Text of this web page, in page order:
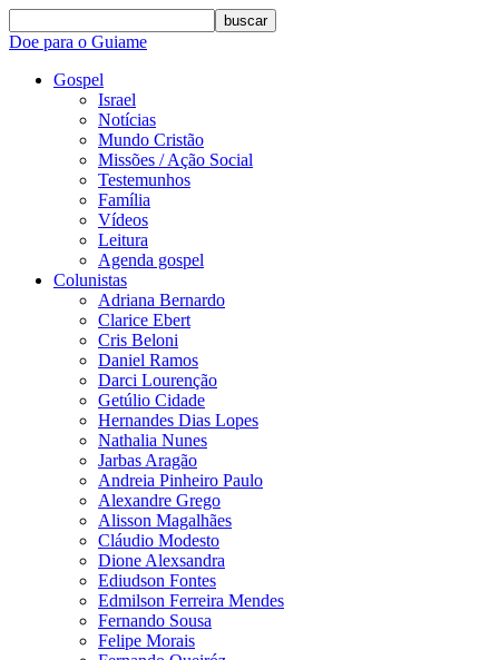
buscar
Doe para o Guiame
Gospel
Israel
Notícias
Mundo Cristão
Missões / Ação Social
Testemunhos
Família
Vídeos
Leitura
Agenda gospel
Colunistas
Adriana Bernardo
Clarice Ebert
Cris Beloni
Daniel Ramos
Darci Lourenção
Getúlio Cidade
Hernandes Dias Lopes
Nathalia Nunes
Jarbas Aragão
Andreia Pinheiro Paulo
Alexandre Grego
Alisson Magalhães
Cláudio Modesto
Dione Alexsandra
Ediudson Fontes
Edmilson Ferreira Mendes
Fernando Sousa
Felipe Morais